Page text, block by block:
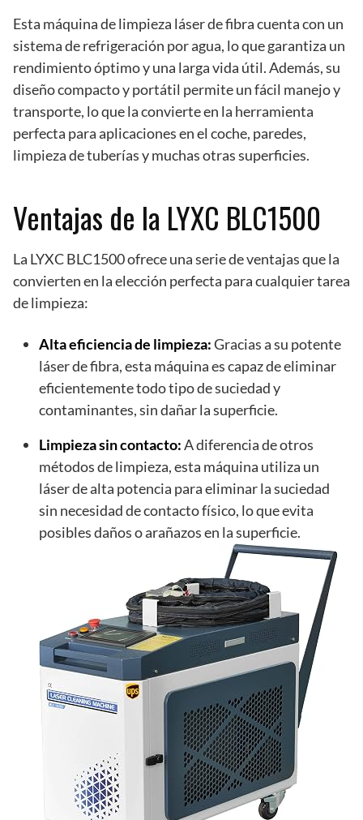
Esta máquina de limpieza láser de fibra cuenta con un
sistema de refrigeración por agua, lo que garantiza un
rendimiento óptimo y una larga vida útil. Además, su
diseño compacto y portátil permite un fácil manejo y
transporte, lo que la convierte en la herramienta
perfecta para aplicaciones en el coche, paredes,
limpieza de tuberías y muchas otras superficies.
Ventajas de la LYXC BLC1500
La LYXC BLC1500 ofrece una serie de ventajas que la
convierten en la elección perfecta para cualquier tarea
de limpieza:
Alta eficiencia de limpieza:Gracias a su potente
láser de fibra, esta máquina es capaz de eliminar
eficientemente todo tipo de suciedad y
contaminantes, sin dañar la superficie.
Limpieza sin contacto:A diferencia de otros
métodos de limpieza, esta máquina utiliza un
láser de alta potencia para eliminar la suciedad
sin necesidad de contacto físico, lo que evita
posibles daños o arañazos en la superficie.